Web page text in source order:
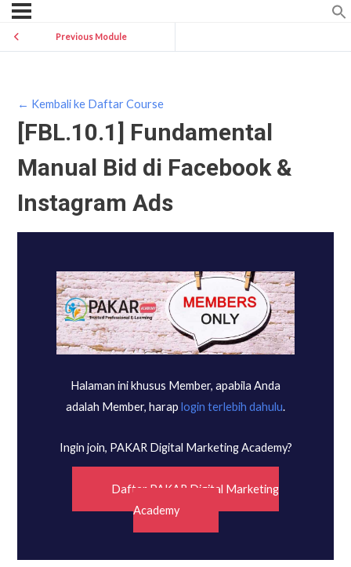
Previous Module
← Kembali ke Daftar Course
[FBL.10.1] Fundamental
Manual Bid di Facebook &
Instagram Ads
Halaman ini khusus Member, apabila Anda
adalah Member, harap login terlebih dahulu.
Ingin join, PAKAR Digital Marketing Academy?
Daftar PAKAR Digital Marketing
Academy